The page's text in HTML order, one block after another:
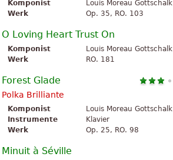
Komponist
Louis Moreau Gottschalk
Werk
Op. 35, RO. 103
O Loving Heart Trust On
Komponist
Louis Moreau Gottschalk
Werk
RO. 181
Forest Glade
Polka Brilliante
Komponist
Louis Moreau Gottschalk
Instrumente
Klavier
Werk
Op. 25, RO. 98
Minuit à Séville